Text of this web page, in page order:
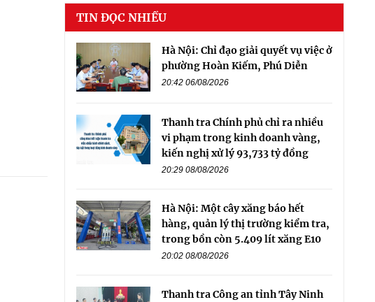
TIN ĐỌC NHIỀU
Hà Nội: Chỉ đạo giải quyết vụ việc ở
phường Hoàn Kiếm, Phú Diễn
20:42 06/08/2026
Thanh tra Chính phủ chỉ ra nhiều
vi phạm trong kinh doanh vàng,
kiến nghị xử lý 93,733 tỷ đồng
20:29 08/08/2026
Hà Nội: Một cây xăng báo hết
hàng, quản lý thị trường kiểm tra,
trong bồn còn 5.409 lít xăng E10
20:02 08/08/2026
Thanh tra Công an tỉnh Tây Ninh